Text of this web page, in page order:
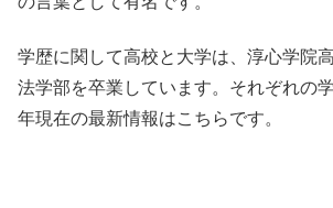
学歴に関して高校と大学は、淳心学院
法学部を卒業しています。それぞれの
年現在の最新情報はこちらです。